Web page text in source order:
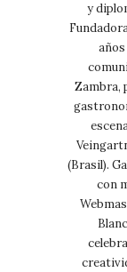
y
Zambra,
(Brasil).
con